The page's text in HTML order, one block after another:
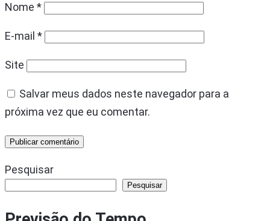
Nome *
E-mail *
Site
Salvar meus dados neste navegador para a
próxima vez que eu comentar.
Pesquisar
Pesquisar